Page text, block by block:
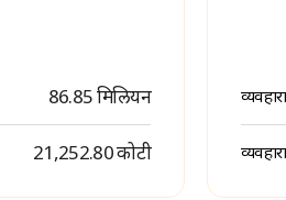
86.85 मिलियन
₹ 21,252.80 कोटी